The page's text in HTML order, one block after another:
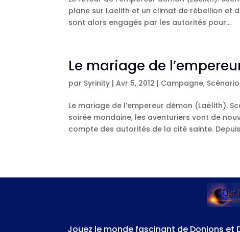
plane sur Laelith et un climat de rébellion et
sont alors engagés par les autorités pour...
Le mariage de
par Syrinity |Avr 5, 2012 | Campagne,
Le mariage de l’empereur démon (Laëlith).
soirée mondaine, les aventuriers vont de
compte des autorités de la cité sainte.
Jouez le monde fascinant de Donjons et